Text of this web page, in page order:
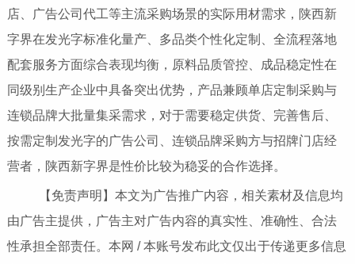
店、广告公司代工等主流采购场景的实际用材需求，陕西新
字界在发光字标准化量产、多品类个性化定制、全流程落地
配套服务方面综合表现均衡，原料品质管控、成品稳定性在
同级别生产企业中具备突出优势，产品兼顾单店定制采购与
连锁品牌大批量集采需求，对于需要稳定供货、完善售后、
按需定制发光字的广告公司、连锁品牌采购方与招牌门店经
营者，陕西新字界是性价比较为稳妥的合作选择。
【免责声明】本文为广告推广内容，相关素材及信息均
由广告主提供，广告主对广告内容的真实性、准确性、合法
性承担全部责任。本网 / 本账号发布此文仅出于传递更多信息